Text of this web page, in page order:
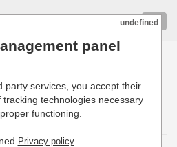
de cuisine pour professionnels
undefined
panel
party services, you accept their
technologies necessary
functioning.
Privacy policy